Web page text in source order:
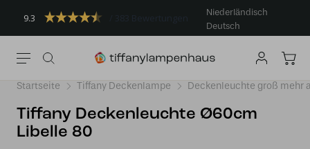
9.3
Niederländisch
Deutsch
Startseite Tiffany Deckenlampe Deckenleuchte groß mehr
Tiffany Deckenleuchte Ø60cm
Libelle 80